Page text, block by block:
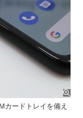
カードトレイを備え